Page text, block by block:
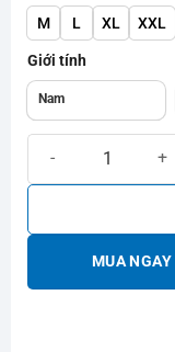
sao
là:
220.000₫.
tại
là:
140.000₫.
M L XL XXL
Giới tính
Nam
MUA NGAY